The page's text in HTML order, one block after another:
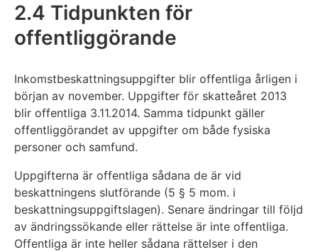
2.4 Tidpunkten för
offentliggörande
Inkomstbeskattningsuppgifter blir offentliga årligen i
början av november. Uppgifter för skatteåret 2013
blir offentliga 3.11.2014. Samma tidpunkt gäller
offentliggörandet av uppgifter om både fysiska
personer och samfund.
Uppgifterna är offentliga sådana de är vid
beskattningens slutförande (5 § 5 mom. i
beskattningsuppgiftslagen). Senare ändringar till följd
av ändringssökande eller rättelse är inte offentliga.
Offentliga är inte heller sådana rättelser i den